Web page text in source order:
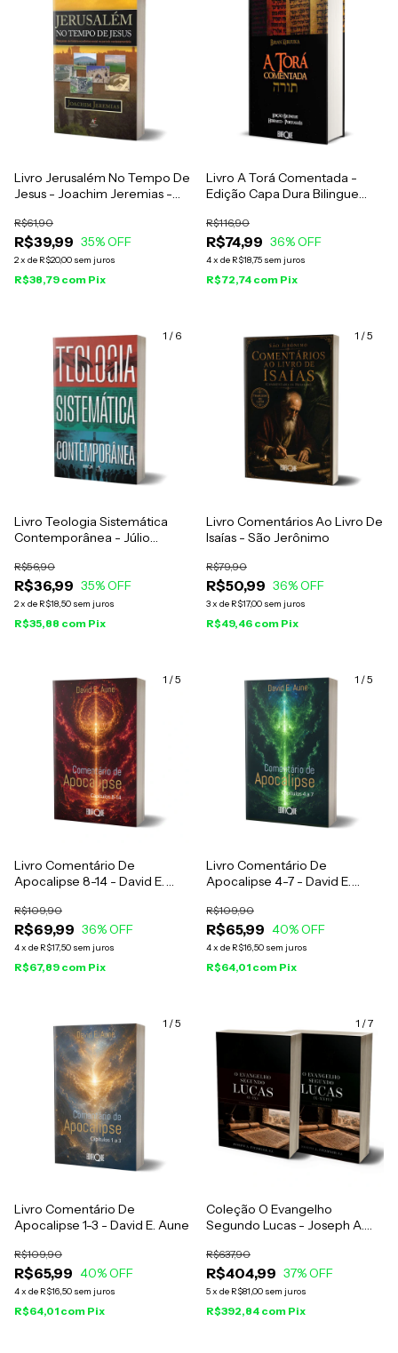
Livro Jerusalém No Tempo De
Jesus - Joachim Jeremias -
R$39,99
R$61,90
35% OFF
2x de R$20,00 sem juros
R$38,79 com Pix
Livro A Torá Comentada -
Edição Capa Dura Bilingue
Kibuuka
R$74,99
R$116,90
36% OFF
4x de R$18,75 sem juros
R$72,74 com Pix
1 / 6
Livro Teologia Sistemática
Contemporânea - Júlio
R$36,99
R$56,90
35% OFF
2x de R$18,50 sem juros
R$35,88 com Pix
1 /5
Livro Comentários Ao Livro De
Isaías - São Jerônimo
R$50,99
R$79,90
36% OFF
3x de R$17,00 sem juros
R$49,46 com Pix
1 /5
Livro Comentário De
Apocalipse 8-14 - David E.
R$69,99
R$109,90
36% OFF
4x de R$17,50 sem juros
R$67,89 com Pix
1 /5
Livro Comentário De
Apocalipse 4-7 - David E.
R$65,99
R$109,90
40% OFF
4x de R$16,50 sem juros
R$64,01 com Pix
1 /5
Livro Comentário De
Apocalipse 1-3 - David E. Aune
R$65,99
R$109,90
40% OFF
4x de R$16,50 sem juros
R$64,01 com Pix
1 /7
Coleção O Evangelho
Segundo Lucas - Joseph A.
R$404,99
R$637,90
37% OFF
5x de R$81,00 sem juros
R$392,84 com Pix